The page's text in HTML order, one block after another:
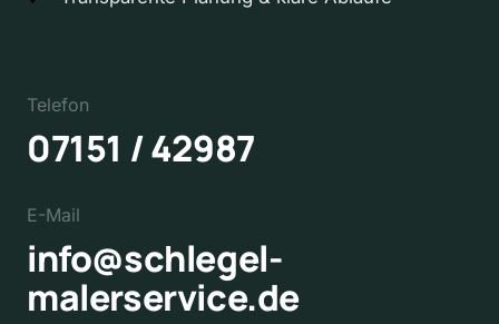
Telefon
07151 / 42987
E-Mail
info@schlegel-
malerservice.de